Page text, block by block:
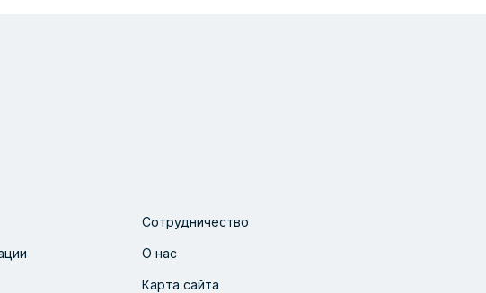
Сотрудничество
О нас
Карта сайта